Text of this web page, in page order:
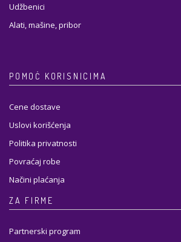
Udžbenici
Alati, mašine, pribor
POMOĆ KORISNICIMA
Cene dostave
Uslovi korišćenja
Politika privatnosti
Povraćaj robe
Načini plaćanja
ZA FIRME
Partnerski program